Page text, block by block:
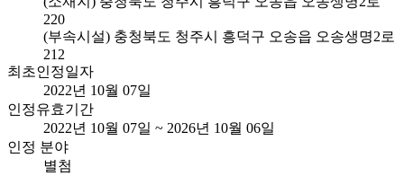
220
(부속시설) 충청북도 청주시 흥덕구 오송읍 오송생명2로
212
최초인정일자
2022년 10월 07일
인정유효기간
2022년 10월 07일 ~ 2026년 10월 06일
인정 분야
별첨